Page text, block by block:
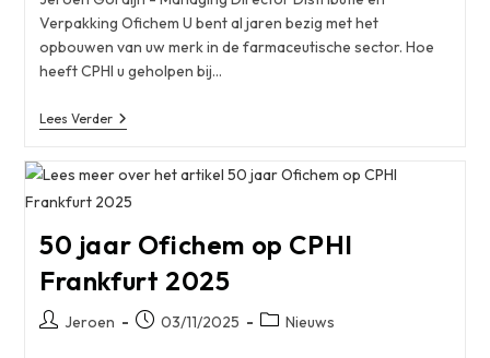
Verpakking Ofichem U bent al jaren bezig met het
opbouwen van uw merk in de farmaceutische sector. Hoe
heeft CPHI u geholpen bij…
Lees VerderCPHI
Roundtable
Jeroen
–
50 jaar Ofichem op CPHI
Frankfurt 2025
BerichtJeroen
Bericht03/11/2025 Berichtcategorie:
Nieuws